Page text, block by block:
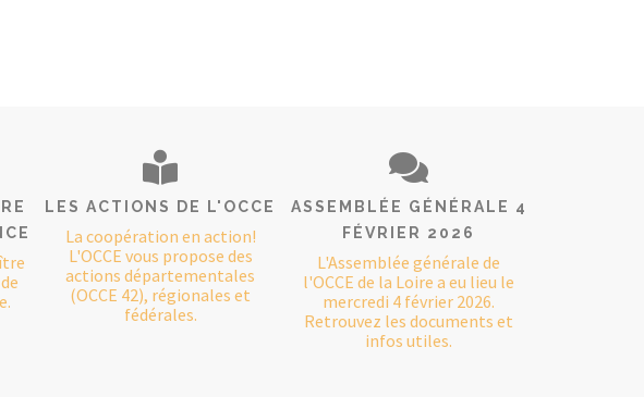
LES ACTIONS DE L'OCCE
La coopération en action!
L'OCCE vous propose des
actions départementales
(OCCE 42), régionales et
fédérales.
ASSEMBLÉE GÉNÉRALE 4
FÉVRIER 2026
L'Assemblée générale de
l'OCCE de la Loire a eu lieu le
mercredi 4 février 2026.
Retrouvez les documents et
infos utiles.